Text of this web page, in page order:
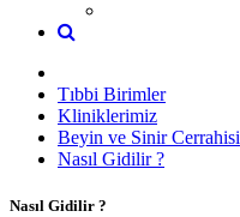
Tıbbi Birimler
Kliniklerimiz
Beyin ve Sinir Cerrahisi
Nasıl Gidilir ?
Nasıl Gidilir ?